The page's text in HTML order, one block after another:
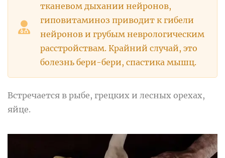
тканевом дыхании нейронов,
гиповитаминоз приводит к гибели
нейронов и грубым неврологическим
расстройствам. Крайний случай, это
болезнь бери-бери, спастика мышц.
Встречается в рыбе, грецких и лесных орехах,
яйце.